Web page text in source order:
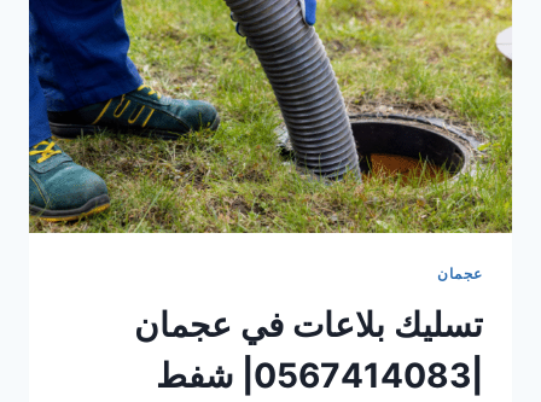
عجمان
تسليك بلاعات في عجمان
|0567414083| شفط